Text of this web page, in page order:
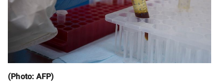
(Photo: AFP)